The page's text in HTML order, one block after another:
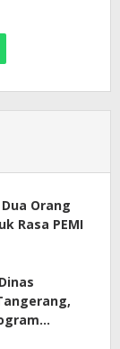
Orang
Rasa PEMI